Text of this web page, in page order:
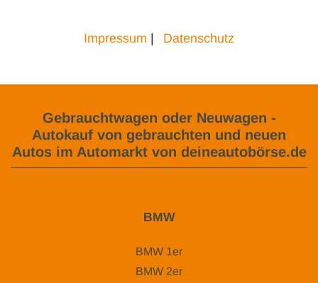
Impressum | Datenschutz
Gebrauchtwagen oder Neuwagen -
Autokauf von gebrauchten und neuen
Autos im Automarkt von deineautobörse.de
BMW
BMW 1er
BMW 2er